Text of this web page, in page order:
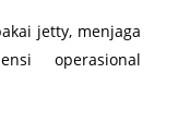
jetty, menjaga
operasional